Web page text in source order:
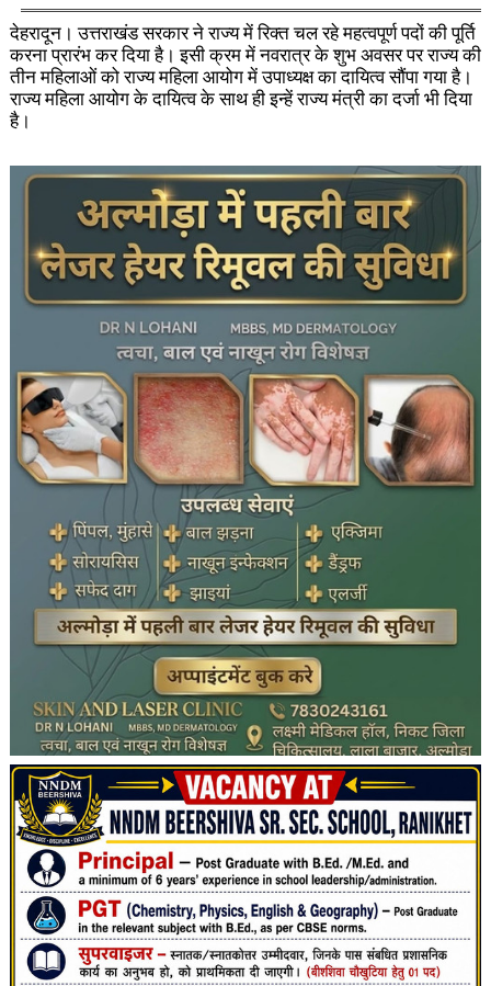
देहरादून। उत्तराखंड सरकार ने राज्य में रिक्त चल रहे महत्वपूर्ण पदों की पूर्ति
करना प्रारंभ कर दिया है। इसी क्रम में नवरात्र के शुभ अवसर पर राज्य की
तीन महिलाओं को राज्य महिला आयोग में उपाध्यक्ष का दायित्व सौंपा गया है।
राज्य महिला आयोग के दायित्व के साथ ही इन्हें राज्य मंत्री का दर्जा भी दिया
है।